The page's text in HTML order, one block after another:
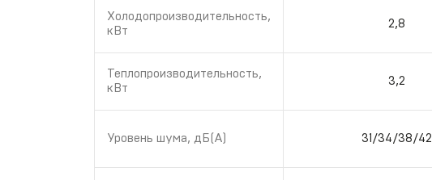
Холодопроизводительность,
кВт
Теплопроизводительность,
кВт
Уровень шума, дБ(А)
2,8
3,2
31/34/38/42